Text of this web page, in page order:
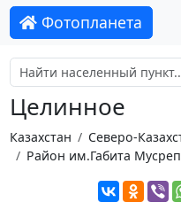
Фотопланета
Целинное
Казахстан
Северо-
Район им.Габита